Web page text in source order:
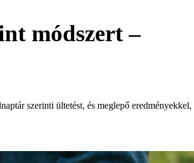
módszert –
szerinti ültetést, és meglepő eredményekkel,